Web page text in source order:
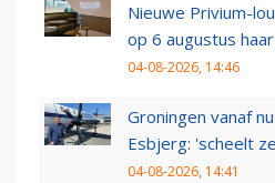
Nieuwe Privium-
op 6 augustus
04-08-2026, 14:46
Groningen vanaf
Esbjerg: 'scheelt
04-08-2026, 14:41